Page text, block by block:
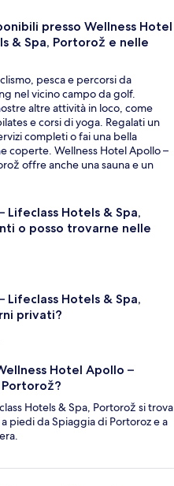
presso Wellness Hotel
& Spa, Portorož e nelle
pesca e percorsi da
nel vicino campo da golf.
altre attività in loco, come
e corsi di yoga. Regalati un
completi o fai una bella
coperte. Wellness Hotel Apollo –
offre anche una sauna e un
Lifeclass Hotels & Spa,
o posso trovarne nelle
Lifeclass Hotels & Spa,
privati?
Hotel Apollo –
Portorož?
Hotels & Spa, Portorož si trova
piedi da Spiaggia di Portoroz e a